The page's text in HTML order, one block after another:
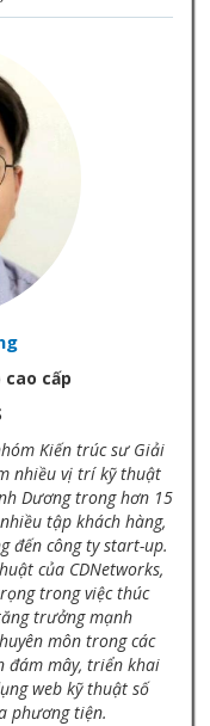
cấp
Kiến trúc sư Giải
nhiều vị trí kỹ thuật
Dương trong hơn 15
tập khách hàng,
đến công ty start-up.
của CDNetworks,
trong việc thúc
trưởng mạnh
môn trong các
đám mây, triển khai
web kỹ thuật số
phương tiện.